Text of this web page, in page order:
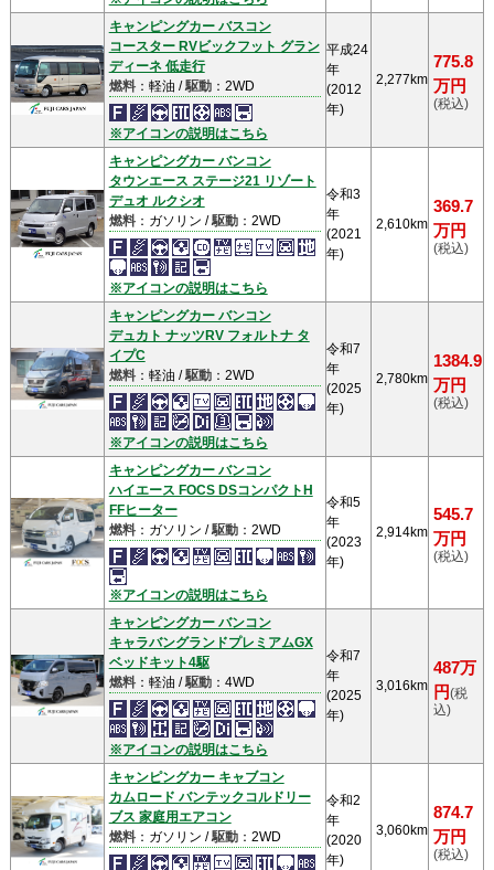
キャンピングカー バスコン
コースター RVビックフット グラン
ディーネ 低走行
燃料：軽油 /駆動：2WD
※アイコンの説明はこちら
平成24
年
(2012
年)
2,277km
775.8
万円
(税込)
キャンピングカー バンコン
タウンエース ステージ21 リゾート
デュオ ルクシオ
燃料：ガソリン /駆動：2WD
※アイコンの説明はこちら
令和3
年
(2021
年)
2,610km
369.7
万円
(税込)
キャンピングカー バンコン
デュカト ナッツRV フォルトナ タ
イプC
燃料：軽油 /駆動：2WD
※アイコンの説明はこちら
令和7
年
(2025
年)
2,780km
1384.9
万円
(税込)
キャンピングカー バンコン
ハイエース FOCS DSコンパクトH
FFヒーター
燃料：ガソリン /駆動：2WD
※アイコンの説明はこちら
令和5
年
(2023
年)
2,914km
545.7
万円
(税込)
キャンピングカー バンコン
キャラバングランドプレミアムGX
ベッドキット4駆
燃料：軽油 /駆動：4WD
※アイコンの説明はこちら
令和7
年
(2025
年)
3,016km
487万
円(税
込)
キャンピングカー キャブコン
カムロード バンテックコルドリー
ブス 家庭用エアコン
燃料：ガソリン /駆動：2WD
令和2
年
(2020
年)
3,060km
874.7
万円
(税込)